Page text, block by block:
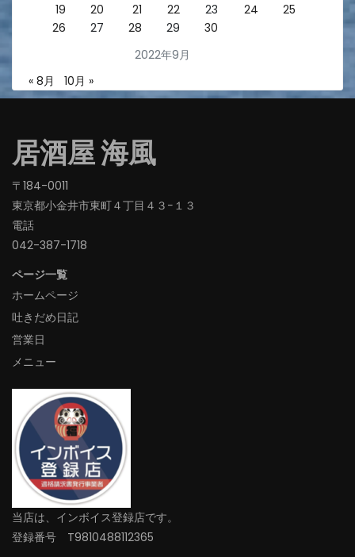
2022年9月
19
20 21 22 23 24
25
26
27 28 29 30
« 8月 10月 »
居酒屋 海風
〒184-0011
東京都小金井市東町４丁目４３−１３
電話
042-387-1718‬
ページ一覧
ホームページ
吐きだめ日記
営業日
メニュー
当店は、インボイス登録店です。
登録番号 T9810488112365